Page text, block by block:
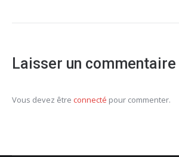
Laisser un commentaire
Vous devez être connecté pour commenter.